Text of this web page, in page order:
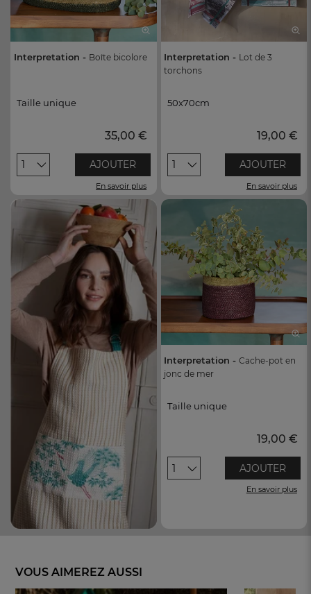
Interpretation - Boîte bicolore
Taille unique
35,00 €
1 AJOUTER
En savoir plus
Interpretation - Lot de 3
torchons
50x70cm
19,00 €
1 AJOUTER
En savoir plus
Interpretation -Cache-pot en
jonc de mer
Taille unique
19,00 €
1 AJOUTER
En savoir plus
VOUS AIMEREZ AUSSI